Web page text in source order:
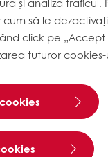
cum să le
click pe
tuturor